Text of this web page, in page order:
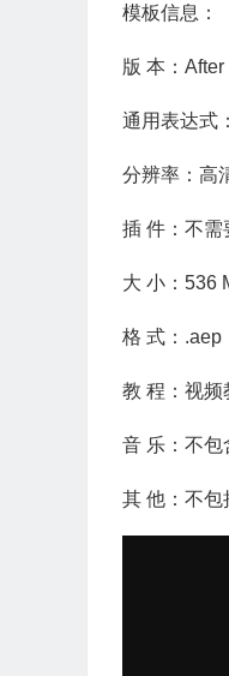
模板信息：
版 本：
通用表达式
分辨率：高
插 件：不需
大 小：536
格 式：.aep
教 程：视频
音 乐：不包
其 他：不